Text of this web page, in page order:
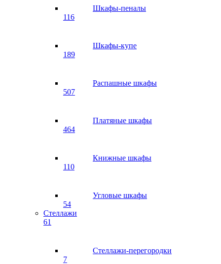
Шкафы-пеналы
116
Шкафы-купе
189
Распашные шкафы
507
Платяные шкафы
464
Книжные шкафы
110
Угловые шкафы
54
Стеллажи
61
Стеллажи-перегородки
7